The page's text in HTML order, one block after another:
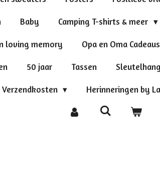
Baby Camping T-shirts & meer
loving memory Opa en Oma Cadeaus
50 jaar Tassen
Verzendkosten Herinneringen by